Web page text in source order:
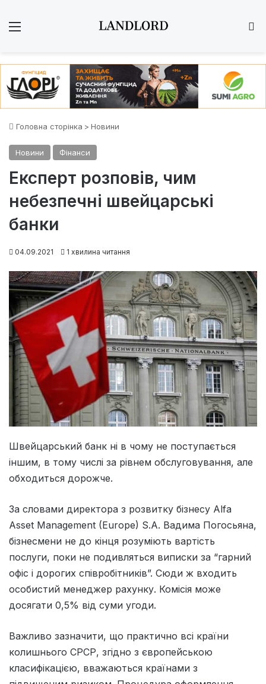
Головна сторінка > Новини
Новини Фінанси
Експерт розповів, чим
небезпечні швейцарські
банки
04.09.2021 1 хвилина читання
Швейцарський банк ні в чому не поступається
іншим, в тому числі за рівнем обслуговування, але
обходиться дорожче.
За словами директора з розвитку бізнесу Alfa
Asset Management (Europe) S.A. Вадима Погосьяна,
бізнесмени не до кінця розуміють вартість
послуги, поки не подивляться виписки за “гарний
офіс і дорогих співробітників”. Сюди ж входить
особистий менеджер рахунку. Комісія може
досягати 0,5% від суми угоди.
Важливо зазначити, що практично всі країни
колишнього СРСР, згідно з європейською
класифікацією, вважаються країнами з